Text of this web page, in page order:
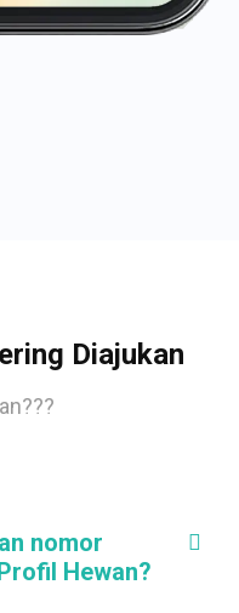
Diajukan
nomor
Hewan?